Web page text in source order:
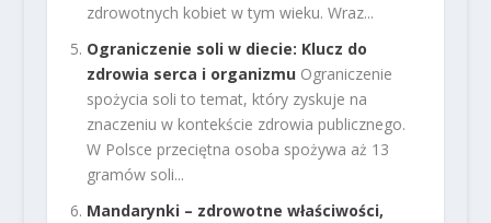
zdrowotnych kobiet w tym wieku. Wraz...
Ograniczenie soli w diecie: Klucz do
zdrowia serca i organizmu Ograniczenie
spożycia soli to temat, który zyskuje na
znaczeniu w kontekście zdrowia publicznego.
W Polsce przeciętna osoba spożywa aż 13
gramów soli...
Mandarynki – zdrowotne właściwości,